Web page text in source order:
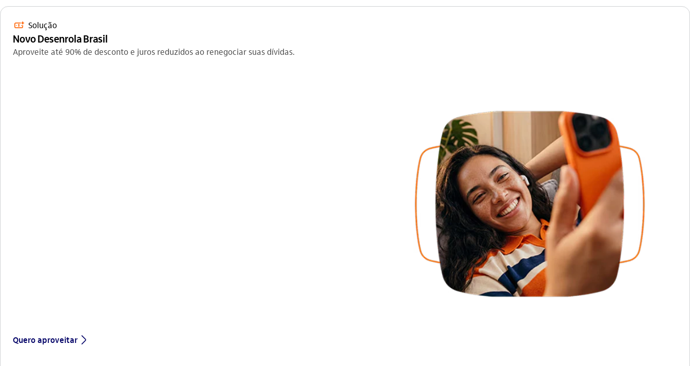
emprestimo_outline Solução
Novo Desenrola Brasil
Aproveite até 90% de desconto e juros reduzidos ao renegociar suas dívidas.
Quero aproveitar seta_direita